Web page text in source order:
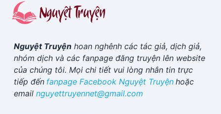
Nguyệt Truyện hoan nghênh các tác giả, dịch giả,
nhóm dịch và các fanpage đăng truyện lên website
của chúng tôi. Mọi chi tiết vui lòng nhắn tin trực
tiếp đến fanpage Facebook Nguyệt Truyện hoặc
email nguyettruyennet@gmail.com